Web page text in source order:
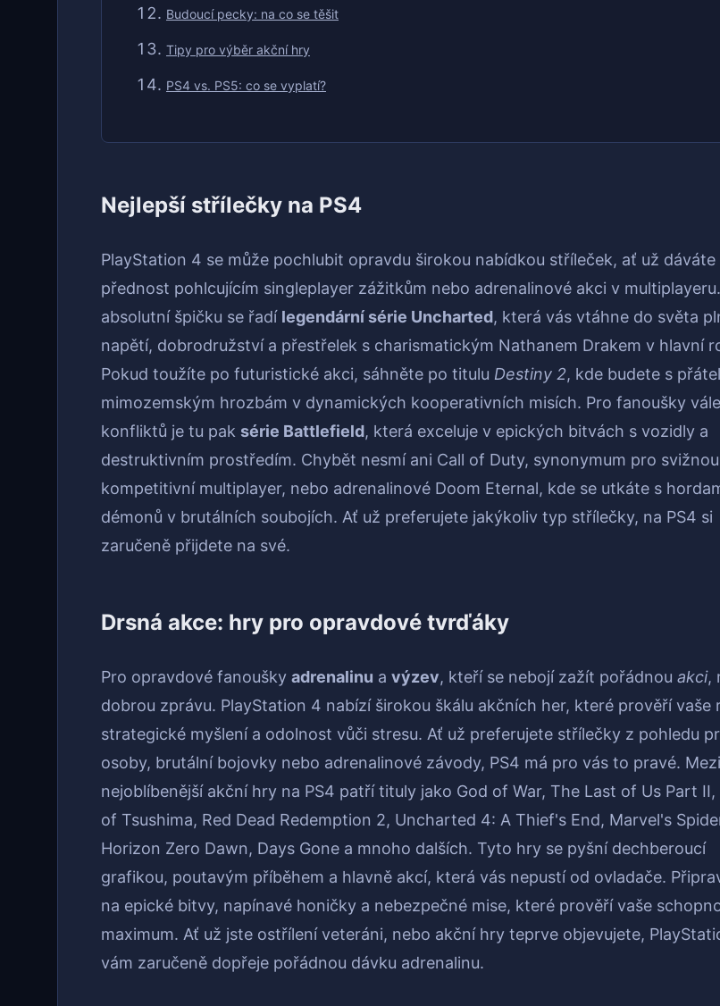
Budoucí pecky: na co se těšit
Tipy pro výběr akční hry
PS4 vs. PS5: co se vyplatí?
Nejlepší střílečky na PS4
PlayStation 4 se může pochlubit opravdu širokou nabídkou stříleček, ať už dáváte
přednost pohlcujícím singleplayer zážitkům nebo adrenalinové akci v
absolutní špičku se řadí legendární série Uncharted, která vás vtáhne do světa
napětí, dobrodružství a přestřelek s charismatickým Nathanem Drakem v hlavní
Pokud toužíte po futuristické akci, sáhněte po titulu Destiny 2, kde budete s
mimozemským hrozbám v dynamických kooperativních misích. Pro fanoušky
konfliktů je tu pak série Battlefield, která exceluje v epických bitvách s vozidly a
destruktivním prostředím. Chybět nesmí ani Call of Duty, synonymum pro
kompetitivní multiplayer, nebo adrenalinové Doom Eternal, kde se utkáte s
démonů v brutálních soubojích. Ať už preferujete jakýkoliv typ střílečky, na PS4 si
zaručeně přijdete na své.
Drsná akce: hry pro opravdové tvrďáky
Pro opravdové fanoušky adrenalinu a výzev, kteří se nebojí zažít pořádnou akci,
dobrou zprávu. PlayStation 4 nabízí širokou škálu akčních her, které prověří vaše
strategické myšlení a odolnost vůči stresu. Ať už preferujete střílečky z pohledu
osoby, brutální bojovky nebo adrenalinové závody, PS4 má pro vás to pravé. Mezi
nejoblíbenější akční hry na PS4 patří tituly jako God of War, The Last of Us Part II,
of Tsushima, Red Dead Redemption 2, Uncharted 4: A Thief's End, Marvel's
Horizon Zero Dawn, Days Gone a mnoho dalších. Tyto hry se pyšní dechberoucí
grafikou, poutavým příběhem a hlavně akcí, která vás nepustí od ovladače.
na epické bitvy, napínavé honičky a nebezpečné mise, které prověří vaše
maximum. Ať už jste ostřílení veteráni, nebo akční hry teprve objevujete,
vám zaručeně dopřeje pořádnou dávku adrenalinu.